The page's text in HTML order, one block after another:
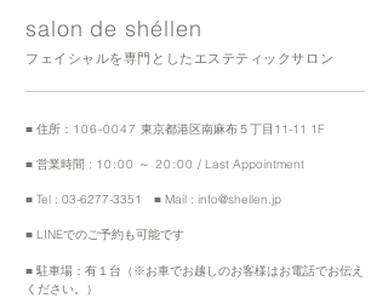
salon de shéllen
フェイシャルを専門としたエステティックサロン
■ 住所： 106-0047 東京都港区南麻布５丁目11-11 1F
■ 営業時間 : 10:00 ～ 20:00 / Last Appointment
■ Tel : 03-6277-3351 ■ Mail : info@shellen.jp
■ LINEでのご予約も可能です
■ 駐車場：有１台（※お車でお越しのお客様はお電話でお伝え
ください。）